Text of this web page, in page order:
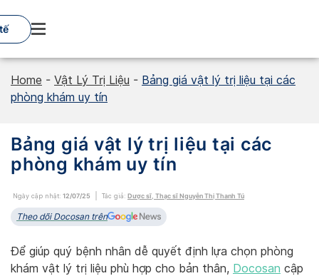
to
content
Home - Vật Lý Trị Liệu - Bảng giá vật lý trị liệu tại các
phòng khám uy tín
Bảng giá vật lý trị liệu tại các
phòng khám uy tín
Ngày cập nhật: 12/07/25 Tác giả: Dược sĩ, Thạc sĩ Nguyễn Thị Thanh Tú
Theo dõi Docosan trên
Để giúp quý bệnh nhân dễ quyết định lựa chọn phòng
khám vật lý trị liệu phù hợp cho bản thân, Docosan cập